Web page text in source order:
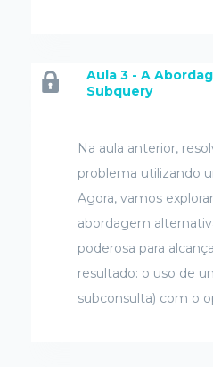
Aula 3 - A
Subquery
Na aula anterior,
problema utilizando
Agora, vamos
abordagem
poderosa para
resultado: o uso de
subconsulta) com o